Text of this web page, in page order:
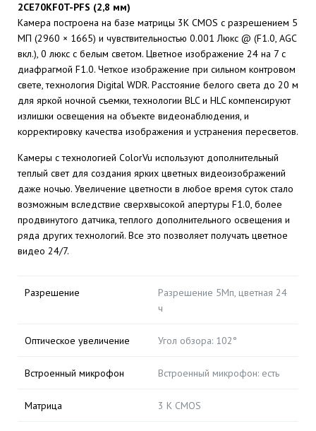
2CE70KF0T-PFS (2,8 мм)
Камера построена на базе матрицы 3K CMOS с разрешением 5
МП (2960 × 1665) и чувствительностью 0.001 Люкс @ (F1.0, AGC
вкл.), 0 люкс с белым светом. Цветное изображение 24 на 7 с
диафрагмой F1.0. Четкое изображение при сильном контровом
свете, технология Digital WDR. Расстояние белого света до 20 м
для яркой ночной съемки, технологии BLC и HLC компенсируют
излишки освещения на объекте видеонаблюдения, и
корректировку качества изображения и устранения пересветов.
Камеры с технологией ColorVu используют дополнительный
теплый свет для создания ярких цветных видеоизображений
даже ночью. Увеличение цветности в любое время суток стало
возможным вследствие сверхвысокой апертуры F1.0, более
продвинутого датчика, теплого дополнительного освещения и
ряда других технологий. Все это позволяет получать цветное
видео 24/7.
Разрешение
Разрешение 5Мп, цветная 24
ч
Оптическое увеличение Угол обзора: 102°
Встроенный микрофон Встроенный микрофон: есть
Матрица 3 K CMOS